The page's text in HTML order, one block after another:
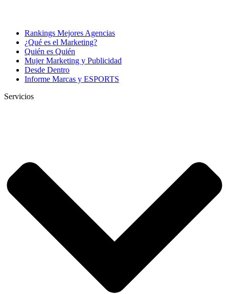
Rankings Mejores Agencias
¿Qué es el Marketing?
Quién es Quién
Mujer Marketing y Publicidad
Desde Dentro
Informe Marcas y ESPORTS
Servicios